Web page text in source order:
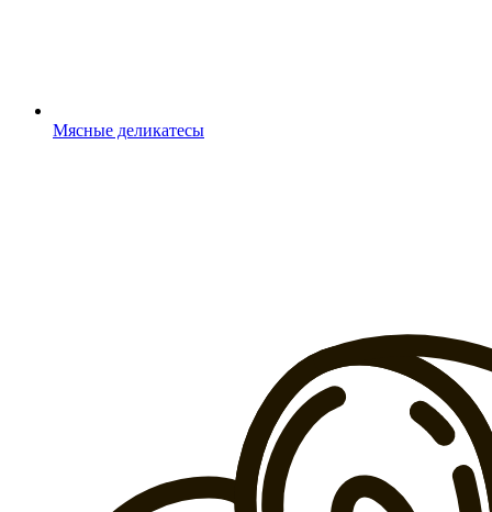
Мясные деликатесы